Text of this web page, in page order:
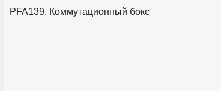
PFA139. Коммутационный бокс